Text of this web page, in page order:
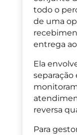
todo o
de uma
entrega
Ela
reversa
Para